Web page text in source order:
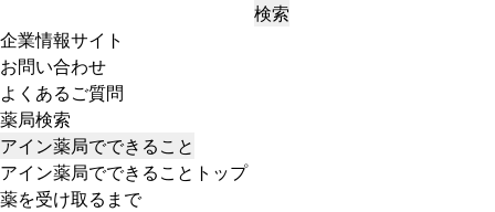
検索
企業情報サイト
お問い合わせ
よくあるご質問
薬局検索
アイン薬局でできること
アイン薬局でできることトップ
薬を受け取るまで